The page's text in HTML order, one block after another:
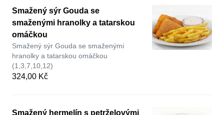
Smažený sýr Gouda se
smaženými hranolky a tatarskou
omáčkou
Smažený sýr Gouda se smaženými
hranolky a tatarskou omáčkou
(1,3,7,10,12)
324,00 Kč
Smažený hermelín s petrželovými